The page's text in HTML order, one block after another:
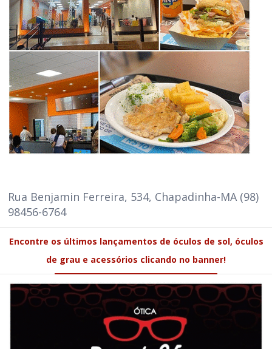
Rua Benjamin Ferreira, 534, Chapadinha-MA (98)
98456-6764
Encontre os últimos lançamentos de óculos de sol, óculos
de grau e acessórios clicando no banner!